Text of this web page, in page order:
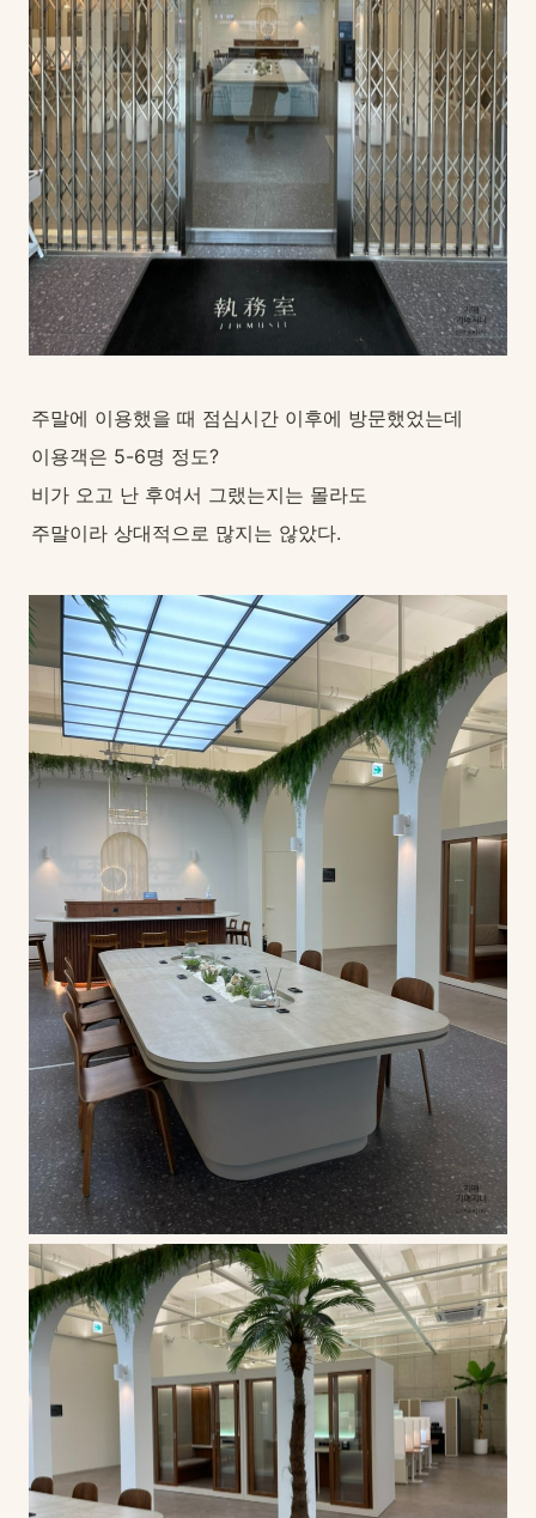
주말에 이용했을 때 점심시간 이후에 방문했었는데
이용객은 5-6명 정도?
비가 오고 난 후여서 그랬는지는 몰라도
주말이라 상대적으로 많지는 않았다.